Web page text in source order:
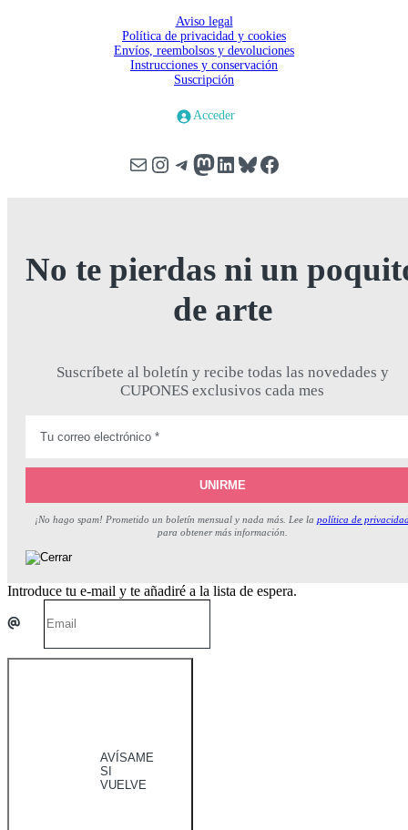
Aviso legal
Política de privacidad y cookies
Envíos, reembolsos y devoluciones
Instrucciones y conservación
Suscripción
Acceder
Correo electrónico
Instagram
Telegram
Mastodon
LinkedIn
Bluesky
Facebook
No te pierdas ni un
de arte
Suscríbete al boletín y recibe todas las novedades y
CUPONES exclusivos cada mes
¡No hago spam! Prometido un boletín mensual y nada más. Lee la política de
para obtener más información.
Introduce tu e-mail y te añadiré a la lista de espera.
AVÍSAME
SI
VUELVE